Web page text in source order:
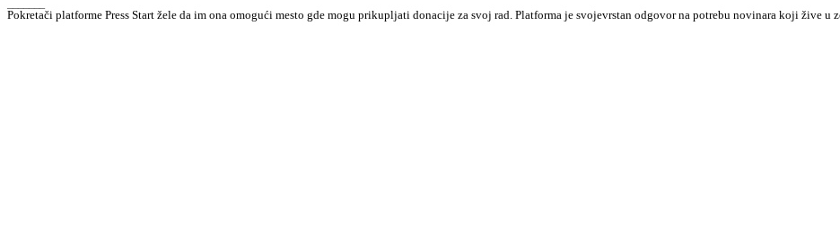
Pokretači platforme Press Start žele da im ona omogući mesto gde mogu prikupljati donacije za svoj rad. Platforma je svojevrstan odgovor na potrebu novinara koji žive u